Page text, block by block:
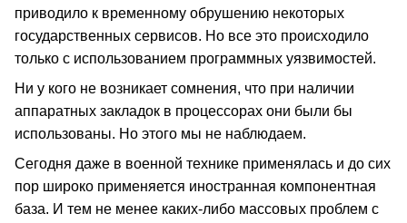
приводило к временному обрушению некоторых
государственных сервисов. Но все это происходило
только с использованием программных уязвимостей.
Ни у кого не возникает сомнения, что при наличии
аппаратных закладок в процессорах они были бы
использованы. Но этого мы не наблюдаем.
Сегодня даже в военной технике применялась и до сих
пор широко применяется иностранная компонентная
база. И тем не менее каких-либо массовых проблем с